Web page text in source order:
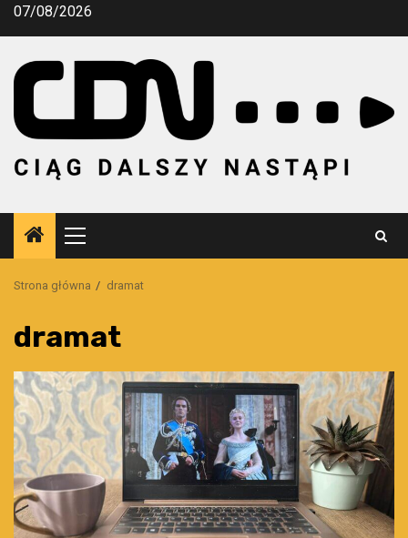
Przejdź
07/08/2026
Menu
główne
Strona główna dramat
dramat